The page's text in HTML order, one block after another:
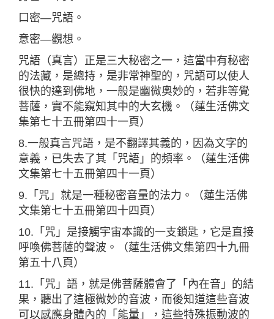
口密—咒語。
意密—觀想。
咒語（真言）正是三大秘密之一，這當中有秘密
的法藏，是總持，是非常神聖的，咒語可以使人
很快的達到佛地，一般是幽微奧妙的，若非等覺
菩薩，實不能窺知其中的大玄機。（蓮生活佛文
集第七十五冊第四十一頁）
8.一般真言咒語，是不翻譯其義的，因為文字的
意義，已失去了其「咒語」的頻率。（蓮生活佛
文集第七十五冊第四十一頁）
9.「咒」就是一種秘密音量的法力。（蓮生活佛
文集第七十五冊第四十四頁）
10.「咒」是接觸宇宙本識的一支鎖匙，它是直接
呼喚佛菩薩的聲波。（蓮生活佛文集第四十九冊
第五十八頁）
11.「咒」語，就是佛菩薩體會了「內在音」的結
果，聽出了這極微妙的音波，而後知道這些音波
可以感應身體內的「能量」，這些特殊振動波的